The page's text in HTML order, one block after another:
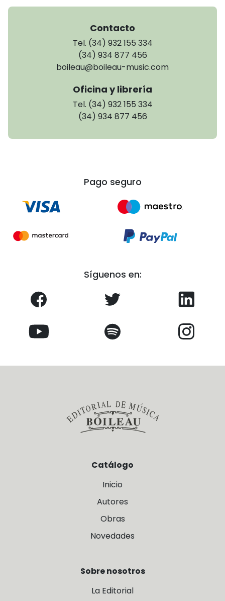
Contacto
Tel. (34) 932 155 334
(34) 934 877 456
boileau@boileau-music.com
Oficina y librería
Tel. (34) 932 155 334
(34) 934 877 456
Pago seguro
Síguenos en:
Catálogo
Inicio
Autores
Obras
Novedades
Sobre nosotros
La Editorial